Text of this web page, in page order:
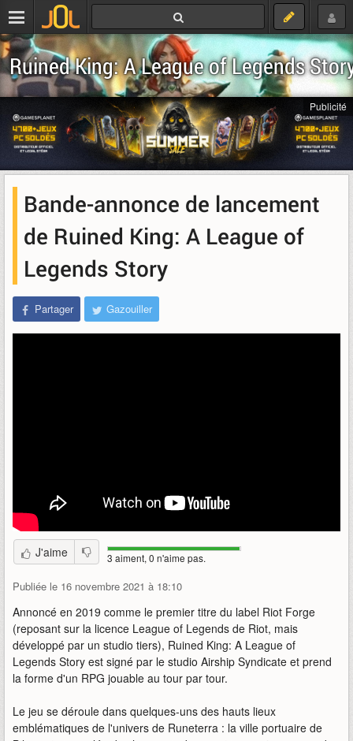
Ruined King: A League of Legends
Publicité
Bande-annonce de lancement
de Ruined King: A League of
Legends Story
Partager Gazouiller
J'aime 3 aiment, 0 n'aime pas.
Publiée le 16 novembre 2021 à 18:10
Annoncé en 2019 comme le premier titre du label Riot Forge
(reposant sur la licence League of Legends de Riot, mais
développé par un studio tiers), Ruined King: A League of
Legends Story est signé par le studio Airship Syndicate et prend
la forme d'un RPG jouable au tour par tour.
Le jeu se déroule dans quelques-uns des hauts lieux
emblématiques de l'univers de Runeterra : la ville portuaire de